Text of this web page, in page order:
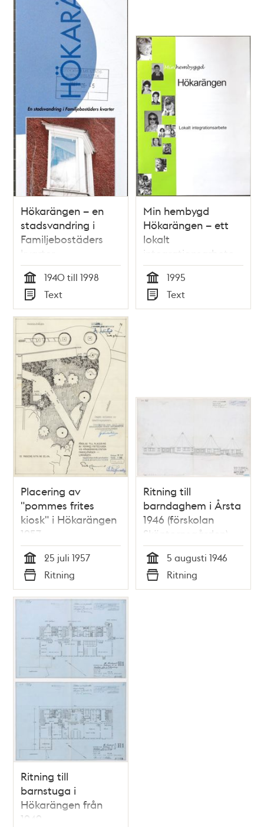
Hökarängen – en
stadsvandring i
Familjebostäders
kvarter
Tid
1940 till 1998
Typ
Text
Min hembygd
Hökarängen – ett
lokalt
integrationsarbete
Tid
1995
Typ
Text
Placering av
"pommes frites
kiosk" i Hökarängen
1957
Tid
25 juli 1957
Typ
Ritning
Ritning till
barndaghem i Årsta
1946 (förskolan
Sköntorpsgården)
Tid
5 augusti 1946
Typ
Ritning
Ritning till
barnstuga i
Hökarängen från
1949